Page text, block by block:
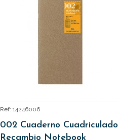
Ref: 14246006
002 Cuaderno Cuadriculado
Recambio Notebook